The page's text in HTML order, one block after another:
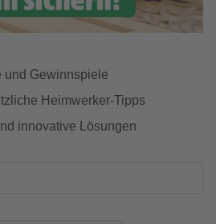
und Gewinnspiele
Heimwerker-Tipps
innovative Lösungen